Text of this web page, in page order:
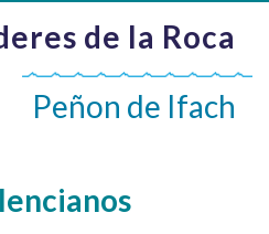
de la Roca
Peñon de Ifach